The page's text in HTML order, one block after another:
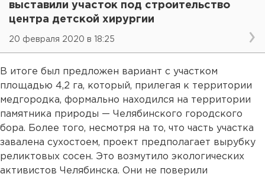
выставили участок под строительство
центра детской хирургии
20 февраля 2020 в 18:25
В итоге был предложен вариант с участком
площадью 4,2 га, который, прилегая к территории
медгородка, формально находился на территории
памятника природы — Челябинского городского
бора. Более того, несмотря на то, что часть участка
завалена сухостоем, проект предполагает вырубку
реликтовых сосен. Это возмутило экологических
активистов Челябинска. Они не поверили